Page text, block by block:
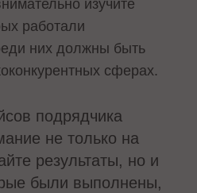
изучите
работали
них должны быть
сферах.
подрядчика
не только на
результаты, но и
были выполнены,